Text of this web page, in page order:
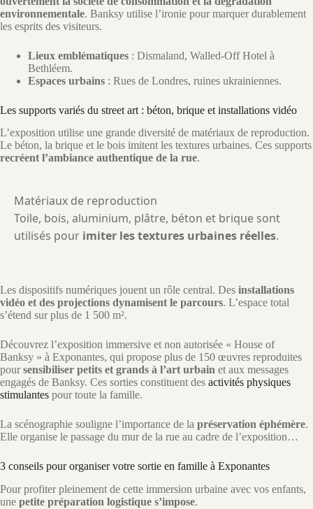
environnementale. Banksy utilise l’ironie pour marquer durablement
les esprits des visiteurs.
Lieux emblématiques : Dismaland, Walled-Off Hotel à
Bethléem.
Espaces urbains : Rues de Londres, ruines ukrainiennes.
Les supports variés du street art : béton, brique et installations vidéo
L’exposition utilise une grande diversité de matériaux de reproduction.
Le béton, la brique et le bois imitent les textures urbaines. Ces supports
recréent l’ambiance authentique de la rue.
Matériaux de reproduction
Toile, bois, aluminium, plâtre, béton et brique sont
utilisés pour imiter les textures urbaines réelles.
Les dispositifs numériques jouent un rôle central. Des installations
vidéo et des projections dynamisent le parcours. L’espace total
s’étend sur plus de 1 500 m².
Découvrez l’exposition immersive et non autorisée « House of
Banksy » à Exponantes, qui propose plus de 150 œuvres reproduites
poursensibiliser petits et grands à l’art urbain et aux messages
engagés de Banksy. Ces sorties constituent des activités physiques
stimulantes pour toute la famille.
La scénographie souligne l’importance de la préservation éphémère.
Elle organise le passage du mur de la rue au cadre de l’exposition…
3 conseils pour organiser votre sortie en famille à Exponantes
Pour profiter pleinement de cette immersion urbaine avec vos enfants,
une petite préparation logistique s’impose.